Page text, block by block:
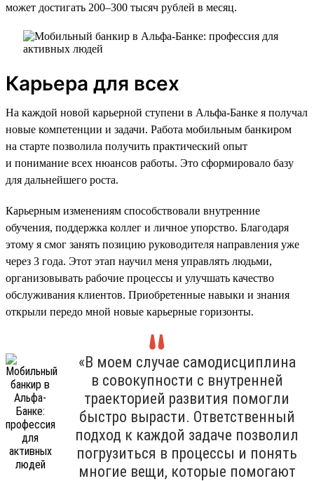
может достигать 200–300 тысяч рублей в месяц.
Карьера для всех
На каждой новой карьерной ступени в Альфа-Банке я получал
новые компетенции и задачи. Работа мобильным банкиром
на старте позволила получить практический опыт
и понимание всех нюансов работы. Это сформировало базу
для дальнейшего роста.
Карьерным изменениям способствовали внутренние
обучения, поддержка коллег и личное упорство. Благодаря
этому я смог занять позицию руководителя направления уже
через 3 года. Этот этап научил меня управлять людьми,
организовывать рабочие процессы и улучшать качество
обслуживания клиентов. Приобретенные навыки и знания
открыли передо мной новые карьерные горизонты.
«В моем случае самодисциплина
в совокупности с внутренней
траекторией развития помогли
быстро вырасти. Ответственный
подход к каждой задаче позволил
погрузиться в процессы и понять
многие вещи, которые помогают